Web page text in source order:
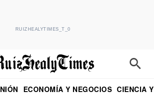
RUIZHEALYTIMES_T_0
ECONOMÍA Y NEGOCIOS CIENCIA